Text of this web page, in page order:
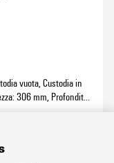
vuota, Custodia in
306 mm, Profondità:
alla richiesta